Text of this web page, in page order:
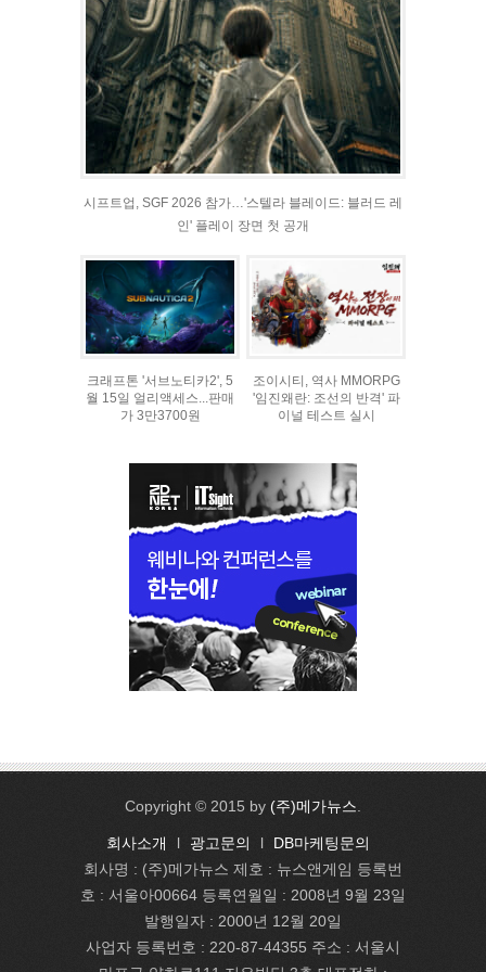
시프트업, SGF 2026 참가…'스텔라 블레이드: 블러드 레
인' 플레이 장면 첫 공개
크래프톤 '서브노티카2', 5
월 15일 얼리액세스...판매
가 3만3700원
조이시티, 역사 MMORPG
'임진왜란: 조선의 반격' 파
이널 테스트 실시
Copyright © 2015 by (주)메가뉴스
회사소개 l 광고문의 l
DB마케팅문의
회사명 : (주)메가뉴스 제호 : 뉴스앤게임 등록번
호 : 서울아00664 등록연월일 : 2008년 9월 23일
발행일자 : 2000년 12월 20일
사업자 등록번호 : 220-87-44355 주소 : 서울시